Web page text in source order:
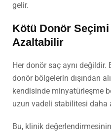
gelir.
Kötü Donör Seçimi
Azaltabilir
Her donör saç aynı
donör bölgelerin dışından
kendisinde minyatürleşme
uzun vadeli stabilitesi daha
Bu, klinik